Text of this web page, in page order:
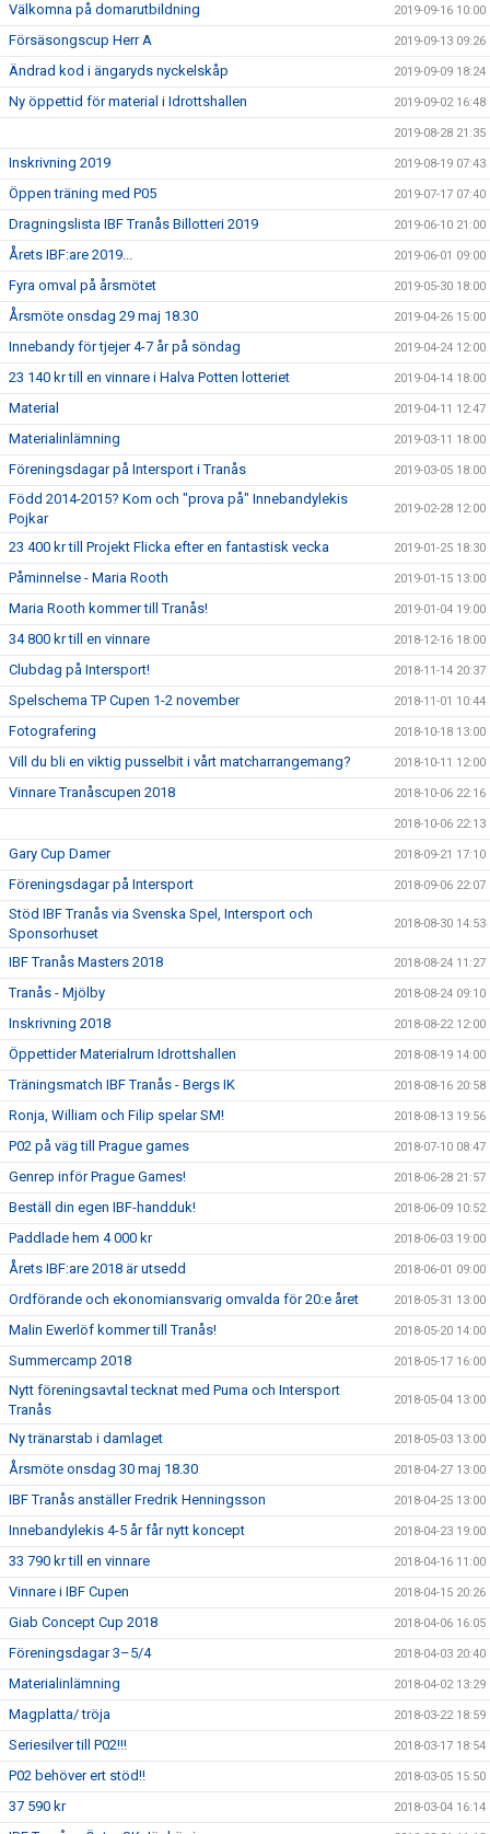
Välkomna på domarutbildning 2019-09-16 10:00
Försäsongscup Herr A 2019-09-13 09:26
Ändrad kod i ängaryds nyckelskåp 2019-09-09 18:24
Ny öppettid för material i Idrottshallen 2019-09-02 16:48
2019-08-28 21:35
Inskrivning 2019 2019-08-19 07:43
Öppen träning med P05 2019-07-17 07:40
Dragningslista IBF Tranås Billotteri 2019 2019-06-10 21:00
Årets IBF:are 2019... 2019-06-01 09:00
Fyra omval på årsmötet 2019-05-30 18:00
Årsmöte onsdag 29 maj 18.30 2019-04-26 15:00
Innebandy för tjejer 4-7 år på söndag 2019-04-24 12:00
23 140 kr till en vinnare i Halva Potten lotteriet 2019-04-14 18:00
Material 2019-04-11 12:47
Materialinlämning 2019-03-11 18:00
Föreningsdagar på Intersport i Tranås 2019-03-05 18:00
Född 2014-2015? Kom och "prova på" Innebandylekis
Pojkar
2019-02-28 12:00
23 400 kr till Projekt Flicka efter en fantastisk vecka 2019-01-25 18:30
Påminnelse - Maria Rooth 2019-01-15 13:00
Maria Rooth kommer till Tranås! 2019-01-04 19:00
34 800 kr till en vinnare 2018-12-16 18:00
Clubdag på Intersport! 2018-11-14 20:37
Spelschema TP Cupen 1-2 november 2018-11-01 10:44
Fotografering 2018-10-18 13:00
Vill du bli en viktig pusselbit i vårt matcharrangemang? 2018-10-11 12:00
Vinnare Tranåscupen 2018 2018-10-06 22:16
2018-10-06 22:13
Gary Cup Damer 2018-09-21 17:10
Föreningsdagar på Intersport 2018-09-06 22:07
Stöd IBF Tranås via Svenska Spel, Intersport och
Sponsorhuset
2018-08-30 14:53
IBF Tranås Masters 2018 2018-08-24 11:27
Tranås - Mjölby 2018-08-24 09:10
Inskrivning 2018 2018-08-22 12:00
Öppettider Materialrum Idrottshallen 2018-08-19 14:00
Träningsmatch IBF Tranås - Bergs IK 2018-08-16 20:58
Ronja, William och Filip spelar SM! 2018-08-13 19:56
P02 på väg till Prague games 2018-07-10 08:47
Genrep inför Prague Games! 2018-06-28 21:57
Beställ din egen IBF-handduk! 2018-06-09 10:52
Paddlade hem 4 000 kr 2018-06-03 19:00
Årets IBF:are 2018 är utsedd 2018-06-01 09:00
Ordförande och ekonomiansvarig omvalda för 20:e året 2018-05-31 13:00
Malin Ewerlöf kommer till Tranås! 2018-05-20 14:00
Summercamp 2018 2018-05-17 16:00
Nytt föreningsavtal tecknat med Puma och Intersport
Tranås
2018-05-04 13:00
Ny tränarstab i damlaget 2018-05-03 13:00
Årsmöte onsdag 30 maj 18.30 2018-04-27 13:00
IBF Tranås anställer Fredrik Henningsson 2018-04-25 13:00
Innebandylekis 4-5 år får nytt koncept 2018-04-23 19:00
33 790 kr till en vinnare 2018-04-16 11:00
Vinnare i IBF Cupen 2018-04-15 20:26
Giab Concept Cup 2018 2018-04-06 16:05
Föreningsdagar 3–5/4 2018-04-03 20:40
Materialinlämning 2018-04-02 13:29
Magplatta/ tröja 2018-03-22 18:59
Seriesilver till P02!!! 2018-03-17 18:54
P02 behöver ert stöd!! 2018-03-05 15:50
37 590 kr 2018-03-04 16:14